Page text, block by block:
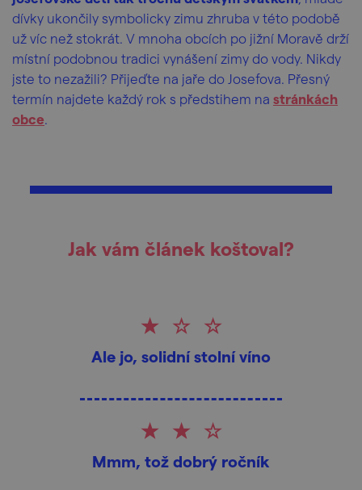
dívky ukončily symbolicky zimu zhruba v této podobě
už víc než stokrát. V mnoha obcích po jižní Moravě drží
místní podobnou tradici vynášení zimy do vody. Nikdy
jste to nezažili? Přijeďte na jaře do Josefova. Přesný
termín najdete každý rok s předstihem na stránkách
obce.
Jak vám článek koštoval?
Ale jo, solidní stolní víno
Mmm, tož dobrý ročník